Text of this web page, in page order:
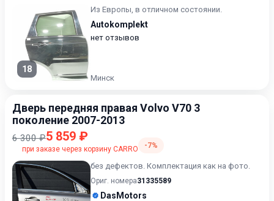
18
Из Европы, в отличном состоянии.
Autokomplekt
нет отзывов
Минск
Дверь передняя правая Volvo V70 3
поколение 2007-2013
6 300 ₽5 859 ₽
при заказе через корзину CARRO -7%
без дефектов. Комплектация как на фото.
Ориг. номера31335589
DasMotors